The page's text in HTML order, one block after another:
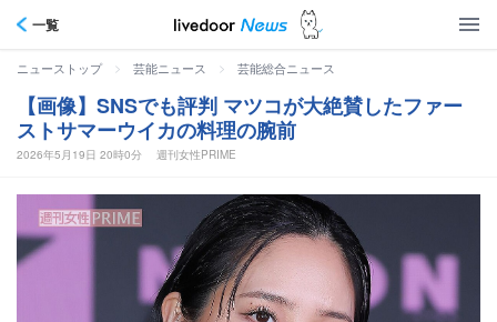
一覧
ニューストップ > 芸能ニュース > 芸能総合ニュース
【画像】SNSでも評判 マツコが大絶賛したファー
ストサマーウイカの料理の腕前
2026年5月19日 20時0分 週刊女性PRIME